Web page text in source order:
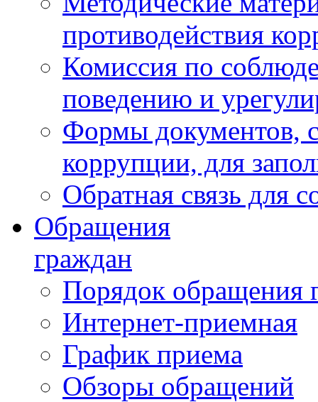
противодействия
Комиссия по
поведению и
Формы документов,
коррупции, для
Обратная связь для
Обращения
граждан
Порядок обращения
Интернет-приемная
График приема
Обзоры обращений